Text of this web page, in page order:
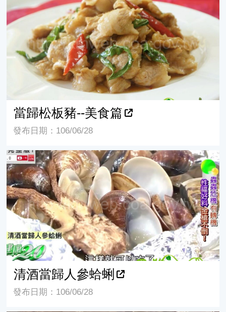
當歸松板豬--美食篇
發布日期：106/06/28
清酒當歸人參蛤蜊
清酒當歸人參蛤蜊
發布日期：106/06/28